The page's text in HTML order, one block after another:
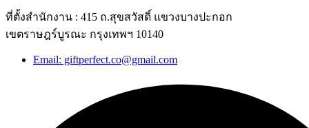
ที่ตั้งสำนักงาน : 415 ถ.สุขสวัสดิ์ แขวงบางปะกอก
เขตราษฎร์บูรณะ กรุงเทพฯ 10140
Email: giftperfect.co@gmail.com